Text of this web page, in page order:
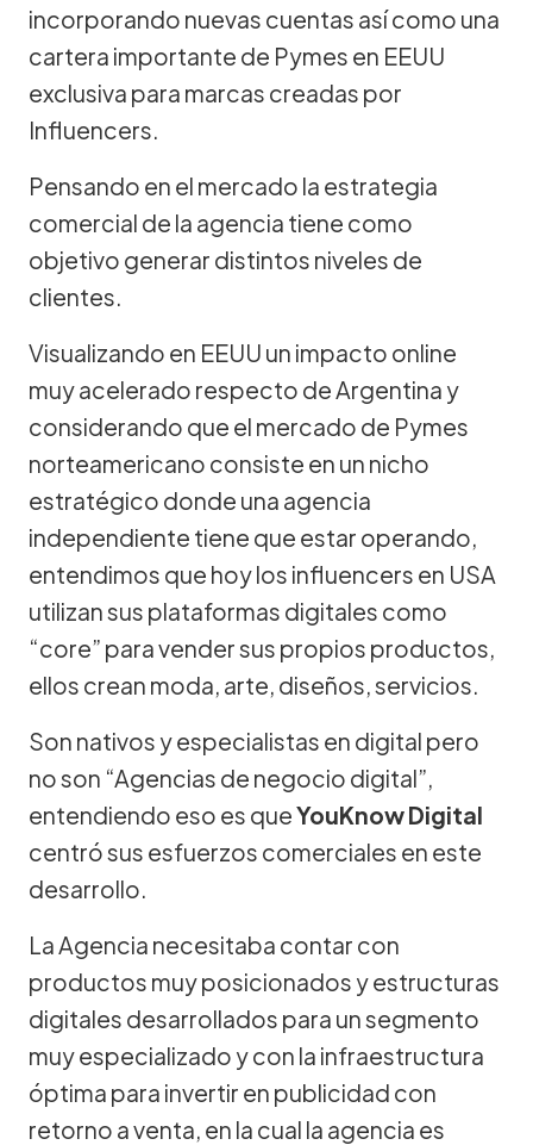
incorporando nuevas cuentas así como una
cartera importante de Pymes en EEUU
exclusiva para marcas creadas por
Influencers.
Pensando en el mercado la estrategia
comercial de la agencia tiene como
objetivo generar distintos niveles de
clientes.
Visualizando en EEUU un impacto online
muy acelerado respecto de Argentina y
considerando que el mercado de Pymes
norteamericano consiste en un nicho
estratégico donde una agencia
independiente tiene que estar operando,
entendimos que hoy los influencers en USA
utilizan sus plataformas digitales como
“core” para vender sus propios productos,
ellos crean moda, arte, diseños, servicios.
Son nativos y especialistas en digital pero
no son “Agencias de negocio digital”,
entendiendo eso es queYouKnow Digital
centró sus esfuerzos comerciales en este
desarrollo.
La Agencia necesitaba contar con
productos muy posicionados y estructuras
digitales desarrollados para un segmento
muy especializado y con la infraestructura
óptima para invertir en publicidad con
retorno a venta, en la cual la agencia es